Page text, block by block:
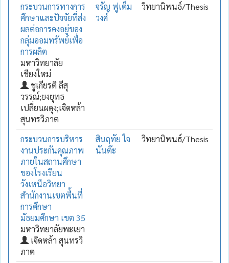
กระบวนการทางการ
ศึกษาและปัจจัยที่ส่ง
ผลต่อการคงอยู่ของ
กลุ่มออมทรัพย์เพื่อ
การผลิต
มหาวิทยาลัย
เชียงใหม่
ชูเกียรติ ลีสุ
วรรณ์;ยงยุทธ
เปลี่ยนผดุง;เจิดหล้า
สุนทรวิภาต
จรัญ ฟูเต็ม
วงศ์
วิทยานิพนธ์/Thesis
กระบวนการบริหาร
งานประกันคุณภาพ
ภายในสถานศึกษา
ของโรงเรียน
วังเหนือวิทยา
สำนักงานเขตพื้นที่
การศึกษา
มัธยมศึกษา เขต 35
มหาวิทยาลัยพะเยา
เจิดหล้า สุนทรวิ
ภาต
สินฤทัย ใจ
นันต๊ะ
วิทยานิพนธ์/Thesis